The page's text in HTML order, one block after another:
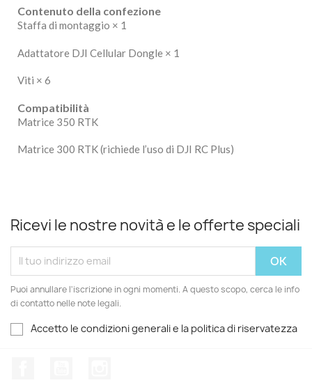
Contenuto della confezione
Staffa di montaggio × 1
Adattatore DJI Cellular Dongle × 1
Viti × 6
Compatibilità
Matrice 350 RTK
Matrice 300 RTK (richiede l’uso di DJI RC Plus)
Ricevi le nostre novità e le offerte speciali
Puoi annullare l'iscrizione in ogni momenti. A questo scopo, cerca le info
di contatto nelle note legali.
Accetto le condizioni generali e la politica di riservatezza